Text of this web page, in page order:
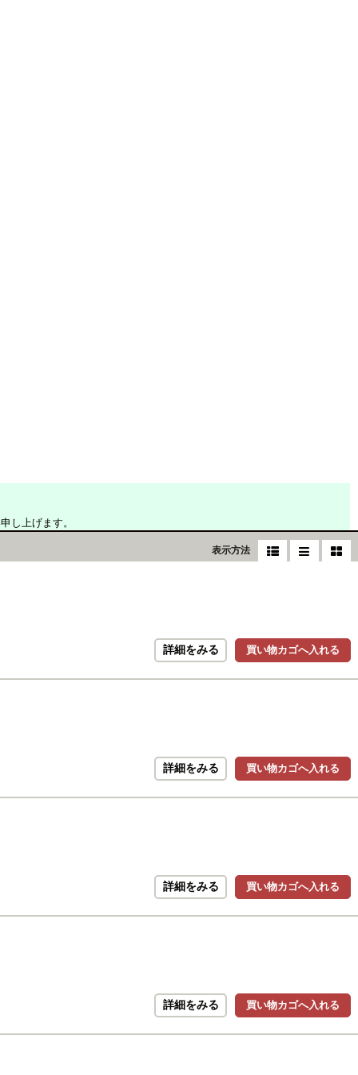
し上げます。
表示方法
買い物カゴへ入れる
詳細をみる
買い物カゴへ入れる
詳細をみる
買い物カゴへ入れる
詳細をみる
買い物カゴへ入れる
詳細をみる